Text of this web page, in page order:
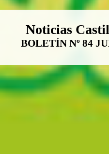
Boletín
Noticias
BOLETÍN Nº 84